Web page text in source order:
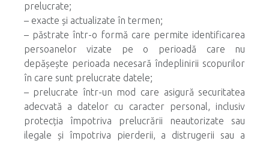
prelucrate;
– exacte și actualizate în termen;
– păstrate într-o formă care permite identificarea
persoanelor vizate pe o perioadă care nu
depășește perioada necesară îndeplinirii scopurilor
în care sunt prelucrate datele;
– prelucrate într-un mod care asigură securitatea
adecvată a datelor cu caracter personal, inclusiv
protecția împotriva prelucrării neautorizate sau
ilegale și împotriva pierderii, a distrugerii sau a